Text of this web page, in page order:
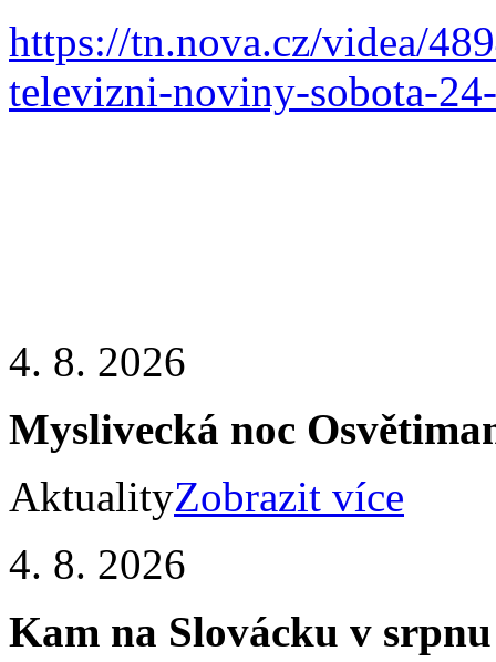
https://tn.nova.cz/videa/
televizni-noviny-sobota-
4. 8. 2026
Myslivecká noc
AktualityZobrazit více
4. 8. 2026
Kam na Slovácku v srpnu